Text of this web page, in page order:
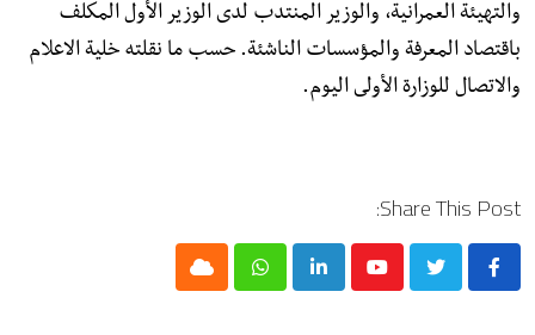
والتهيئة العمرانية، والوزير المنتدب لدى الوزير الأول المكلف
باقتصاد المعرفة والمؤسسات الناشئة. حسب ما نقلته خلية الاعلام
والاتصال للوزارة الأولى اليوم.
Share This Post:
Youtube
LinkedIn
Whatsapp
Cloud